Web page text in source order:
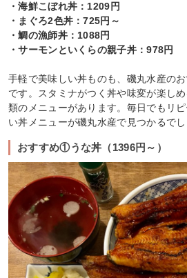
・海鮮こぼれ丼：1209円
・まぐろ2色丼：725円～
・鯛の漁師丼：1088円
・サーモンといくらの親子丼：978円
手軽で美味しい丼ものも、磯丸水産の
です。スタミナがつく丼や味変が楽し
類のメニューがあります。毎日でもリ
い丼メニューが磯丸水産で見つかるでし
おすすめ①うな丼（1396円～）